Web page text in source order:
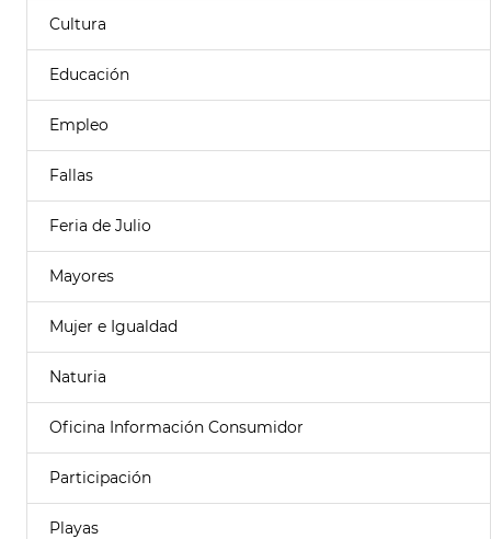
Cultura
Educación
Empleo
Fallas
Feria de Julio
Mayores
Mujer e Igualdad
Naturia
Oficina Información Consumidor
Participación
Playas